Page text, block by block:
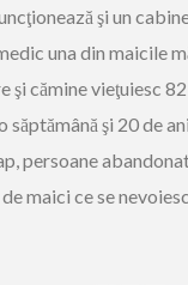
şi un
una din maicile
şi cămine vieţuiesc
săptămână şi 20 de
persoane
maici ce se